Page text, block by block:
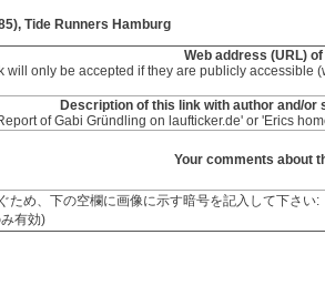
Tide Runners Hamburg
Web address (URL)
will only be accepted if they are publicly accessible
Description of this link with author and/or
of Gabi Gründling on laufticker.de' or 'Erics
Your comments about
ため、下の空欄に画像に示す暗号を記入して下さい:
有効)